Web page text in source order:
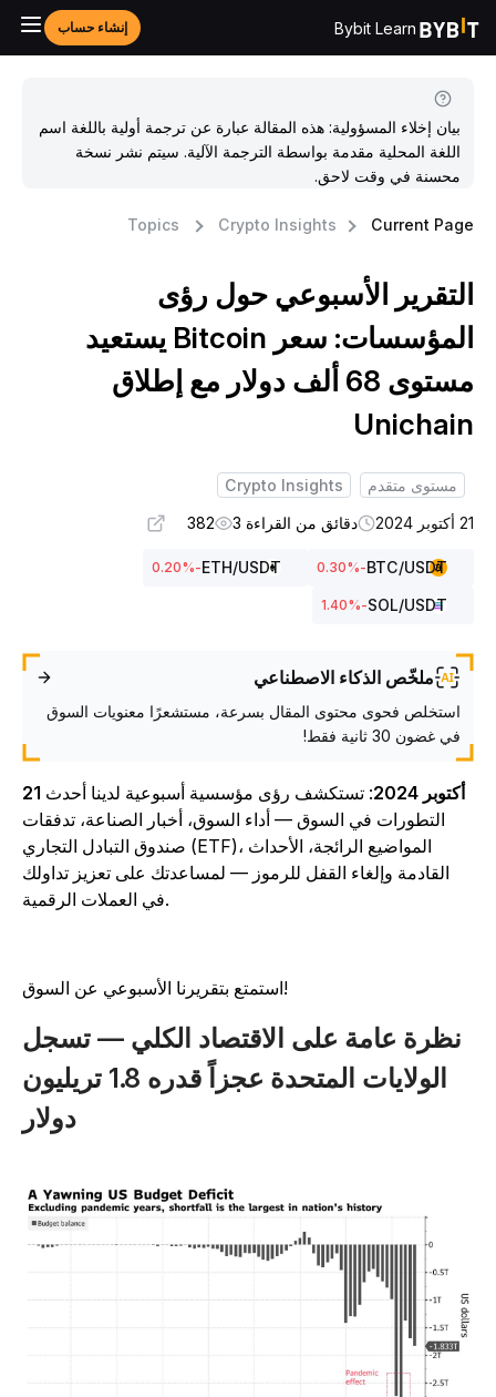
Bybit Learn إنشاء حساب
بيان إخلاء المسؤولية: هذه المقالة عبارة عن ترجمة أولية باللغة اسم
اللغة المحلية مقدمة بواسطة الترجمة الآلية. سيتم نشر نسخة
محسنة في وقت لاحق.
Topics Crypto Insights Current
الأسبوعي حول رؤى
المؤسسات: سعر Bitcoin يستعيد
مستوى 68 ألف دولار مع إطلاق
مستوى متقدم
Crypto Insights
دقائق من القراءة 3 382
BTC/USDT
-0.30
%
ETH/USDT
-0.20
%
SOL/USDT
-1.40
%
ملخّص الذكاء الاصطناعي
استخلص فحوى محتوى المقال بسرعة، مستشعرًا معنويات السوق
في غضون 30 ثانية فقط!
21 أكتوبر 2024
: تستكشف رؤى مؤسسية أسبوعية لدينا أحدث
التطورات في السوق — أداء السوق، أخبار الصناعة، تدفقات
صندوق التبادل التجاري (ETF)، المواضيع الرائجة، الأحداث
القادمة وإلغاء القفل للرموز — لمساعدتك على تعزيز تداولك
نظرة عامة على الاقتصاد الكلي — تسجل
الولايات المتحدة عجزاً قدره 1.8 تريليون